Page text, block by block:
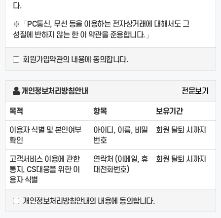
다.
※「PC통신, 무선 등을 이용하는 전자상거래에 대해서도 그
성질에 반하지 않는 한 이 약관을 준용합니다.」
제2조 정의
을 이용자에게 제공하기 위하여 컴퓨터등 정보통신설비를
이용하여 재화 등을 거래할 수 있도록 설정한 가상의
영업장을 말하며, 아울러 사이버몰을 운영하는 사업자의
의미로도 사용합니다.
"이용자"란 "몰"에 접속하여 이 약관에 따라 "몰"이
제공하는 서비스를 받는 회원 및 비회원을 말합니다.
'회원'이라 함은 “몰”에 회원등록을 한 자로서, 계속적으로
"몰"이 제공하는 서비스를 이용할 수 있는 자를 말합니다.
'비회원'이라 함은 회원에 가입하지 않고 "몰"이 제공하는
서비스를 이용하는 자를 말합니다.
제3조 약관 등의 명시와 설명 및 개정
회원가입약관의 내용에 동의합니다.
전문보기
개인정보처리방침안내
목적 항목
보유기간
이용자 식별 및 본인여부
확인
아이디, 이름, 비밀
번호
회원 탈퇴 시까지
고객서비스 이용에 관한
통지, CS대응을 위한 이
용자 식별
연락처 (이메일, 휴
대전화번호)
회원 탈퇴 시까지
개인정보처리방침안내의 내용에 동의합니다.